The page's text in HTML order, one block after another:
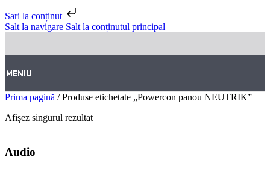
Sari la conținut
Salt la navigare Salt la conținutul principal
MENIU
Prima pagină / Produse etichetate „Powercon panou NEUTRIK”
Afișez singurul rezultat
Audio